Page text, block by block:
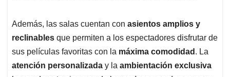
Además, las salas cuentan con asientos amplios y
reclinables que permiten a los espectadores disfrutar de
sus películas favoritas con la máxima comodidad . La
atención personalizada y la ambientación exclusiva